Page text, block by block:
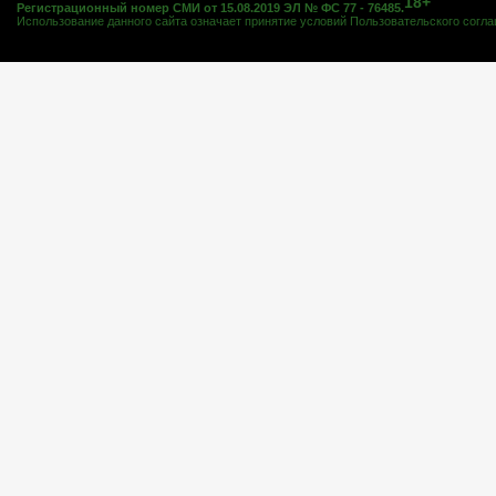
Регистрационный номер СМИ от 15.08.2019 ЭЛ № ФС 77 - 76485.
Использование данного сайта означает принятие условий Пользовательского